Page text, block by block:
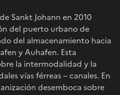
Sankt Johann en 2010
del puerto urbano de
del almacenamiento hacia
y Auhafen. Esta
la intermodalidad y la
vías férreas – canales. En
desemboca sobre